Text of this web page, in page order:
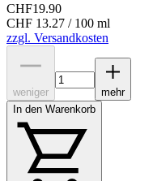
CHF19.90
CHF 13.27 / 100 ml
zzgl. Versandkosten
weniger
mehr
In den Warenkorb